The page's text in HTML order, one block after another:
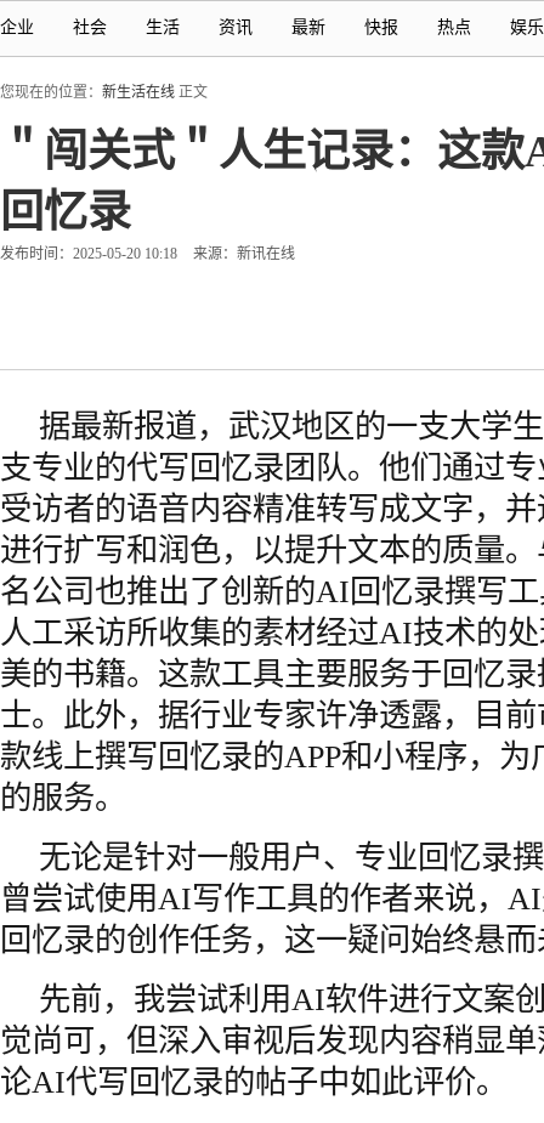
企业 社会 生活 资讯 最新 快报 热点 娱乐
您现在的位置： 新生活在线 正文
＂闯关式＂人生记录：这
回忆录
发布时间：2025-05-20 10:18 来源：新讯在线
据最新报道，武汉地区的一支大学
支专业的代写回忆录团队。他们通过
受访者的语音内容精准转写成文字，
进行扩写和润色，以提升文本的质量
名公司也推出了创新的AI回忆录撰写
人工采访所收集的素材经过AI技术的
美的书籍。这款工具主要服务于回忆
士。此外，据行业专家许净透露，目
款线上撰写回忆录的APP和小程序，
的服务。
无论是针对一般用户、专业回忆录
曾尝试使用AI写作工具的作者来说，
回忆录的创作任务，这一疑问始终悬
先前，我尝试利用AI软件进行文案
觉尚可，但深入审视后发现内容稍显
论AI代写回忆录的帖子中如此评价。